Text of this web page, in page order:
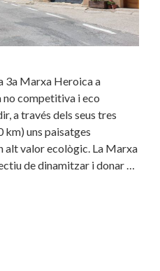
3a Marxa Heroica a
no competitiva i eco
a través dels seus tres
km) uns paisatges
alt valor ecològic. La Marxa
de dinamitzar i donar …